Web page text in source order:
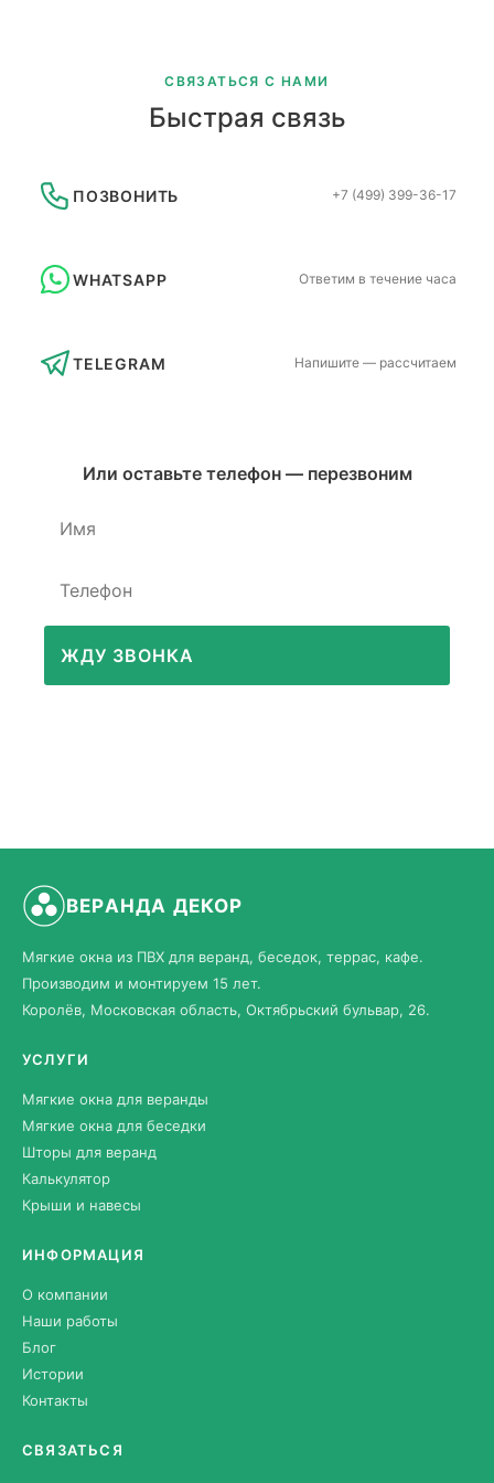
СВЯЗАТЬСЯ С НАМИ
Быстрая связь
ПОЗВОНИТЬ +7 (499) 399-36-17
WHATSAPP Ответим в течение часа
TELEGRAM Напишите — рассчитаем
Или оставьте телефон — перезвоним
ЖДУ ЗВОНКА
ВЕРАНДА ДЕКОР
Мягкие окна из ПВХ для веранд, беседок, террас, кафе.
Производим и монтируем 15 лет.
Королёв, Московская область, Октябрьский бульвар, 26.
УСЛУГИ
Мягкие окна для веранды
Мягкие окна для беседки
Шторы для веранд
Калькулятор
Крыши и навесы
ИНФОРМАЦИЯ
О компании
Наши работы
Блог
Истории
Контакты
СВЯЗАТЬСЯ